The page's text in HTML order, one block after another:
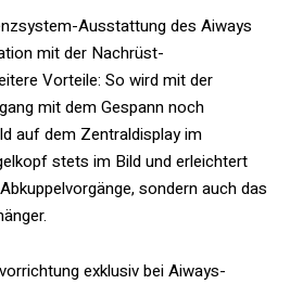
Ausstattung des Aiways
mit der Nachrüst-
Vorteile: So wird mit der
mit dem Gespann noch
auf dem Zentraldisplay im
stets im Bild und erleichtert
sondern auch das
exklusiv bei Aiways-